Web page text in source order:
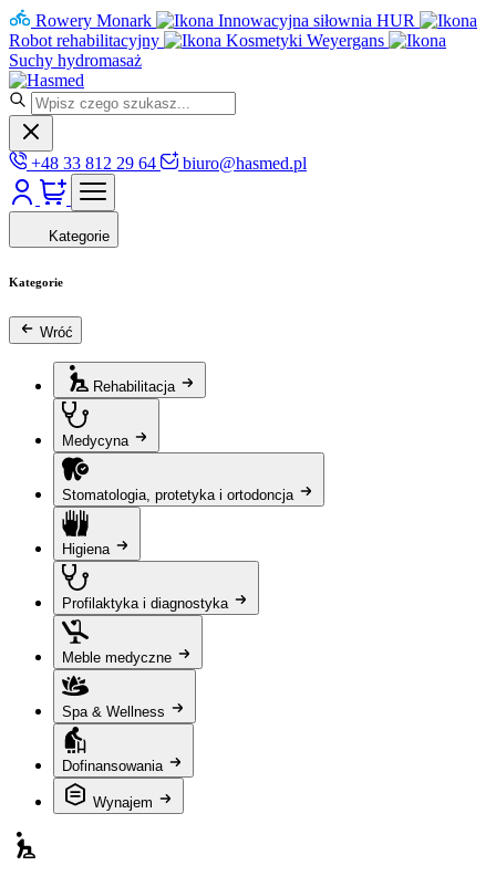
Rowery Monark
Innowacyjna siłownia HUR
Robot rehabilitacyjny
Kosmetyki Weyergans
Suchy hydromasaż
+48 33 812 29 64 biuro@hasmed.pl
Kategorie
Kategorie
Wróć
Rehabilitacja
Medycyna
Stomatologia, protetyka i ortodoncja
Higiena
Profilaktyka i diagnostyka
Meble medyczne
Spa & Wellness
Dofinansowania
Wynajem